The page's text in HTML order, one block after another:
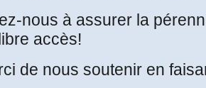
nous à assurer la
accès!
de nous soutenir en